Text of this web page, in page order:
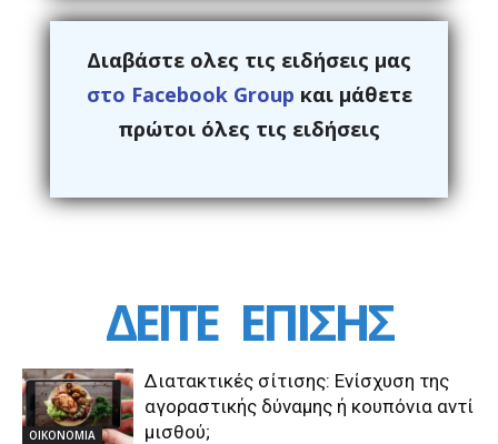
Διαβάστε ολες τις ειδήσεις μας
στο Facebook Group και μάθετε
πρώτοι όλες τις ειδήσεις
ΔΕΙΤΕ ΕΠΙΣΗΣ
ΟΙΚΟΝΟΜΙΑ
Διατακτικές σίτισης: Ενίσχυση της
αγοραστικής δύναμης ή κουπόνια αντί
μισθού;